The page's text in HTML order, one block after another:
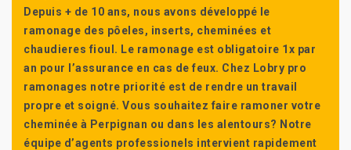
Depuis + de 10 ans, nous avons développé le
ramonage des pôeles, inserts, cheminées et
chaudieres fioul. Le ramonage est obligatoire 1x par
an pour l’assurance en cas de feux. Chez Lobry pro
ramonages notre priorité est de rendre un travail
propre et soigné. Vous souhaitez faire ramoner votre
cheminée à Perpignan ou dans les alentours? Notre
équipe d’agents professionels intervient rapidement